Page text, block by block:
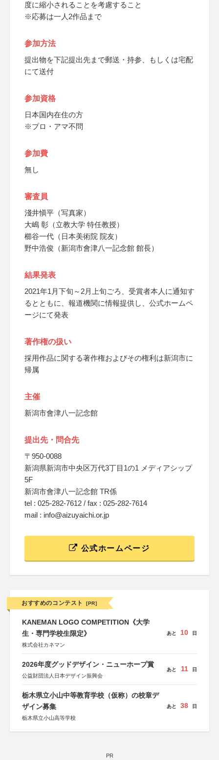
度に縮小されることを考慮すること
※応募は一人2作品まで
参加方法
提出物を下記提出先まで郵送・持参、もしくは宅配
にて送付
参加資格
日本国内在住の方
※プロ・アマ不問
参加費
無し
審査員
淺井愼平（写真家）
大嶋 彰（立教大学 特任教授）
櫛谷一代（日本美術院 院友）
野中浩俊（新潟市會津八一記念館 館長）
結果発表
2021年1月下旬～2月上旬ごろ、受賞者本人に通知す
るとともに、報道機関に情報提供し、公式ホームペ
ージにて発表
著作権の扱い
採用作品に関する著作権およびその権利は新潟市に
帰属
主催
新潟市會津八一記念館
提出先・問合先
〒950-0088
新潟県新潟市中央区万代3丁目1の1 メディアシップ
5F
新潟市會津八一記念館 TR係
tel : 025-282-7612 / fax : 025-282-7614
mail : info@aizuyaichi.or.jp
公式ホームページ
おすすめのコンテスト [PR]
KANEMAN LOGO COMPETITION《大学
生・専門学校生限定》
株式会社カネマン
あと 10 日
2026年度グッドデザイン・ニューホープ賞
公益財団法人日本デザイン振興会
あと 11 日
栃木県立小山中等教育学校（仮称）の校章デ
ザイン募集
栃木県立小山高等学校
あと 38 日
PR